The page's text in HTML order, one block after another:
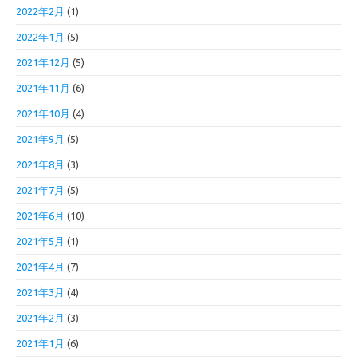
2022年2月 (1)
2022年1月 (5)
2021年12月 (5)
2021年11月 (6)
2021年10月 (4)
2021年9月 (5)
2021年8月 (3)
2021年7月 (5)
2021年6月 (10)
2021年5月 (1)
2021年4月 (7)
2021年3月 (4)
2021年2月 (3)
2021年1月 (6)